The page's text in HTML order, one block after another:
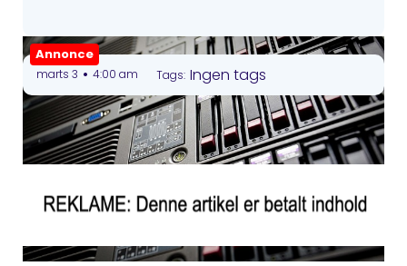
Annonce
marts 3 • 4:00 am Tags: Ingen tags